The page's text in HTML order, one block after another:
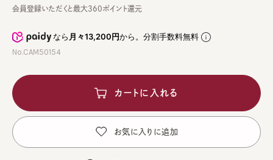
なら月々13,200円から。分割手数料無料
No.CAM50154
会員登録いただくと最大360ポイント還元
カートに入れる
お気に入りに追加